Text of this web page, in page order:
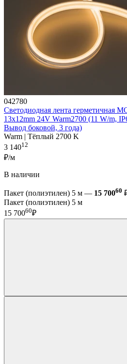
042780
Светодиодная лента герметичная
13x12mm 24V Warm2700 (11 W/m,
Вывод боковой, 3 года)
Warm | Тёплый 2700 K
3 14012
₽/м
В наличии
Пакет (полиэтилен) 5 м — 15 70060
Пакет (полиэтилен) 5 м
15 70060₽